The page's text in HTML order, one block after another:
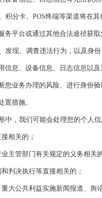
积分卡、POS终端等渠道将在
务平台或通过其他合法途径获
发现、调查违法行为，以及身
信息、设备信息、日志信息以
您业务办理的风险、进行身份
置措施。
中，我们可能会处理您的个人
相关的；
业主管部门有关规定的义务相关
判决执行等直接相关的；
重大公共利益实施新闻报道、